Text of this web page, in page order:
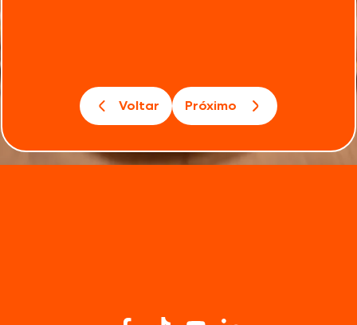
Voltar Próximo